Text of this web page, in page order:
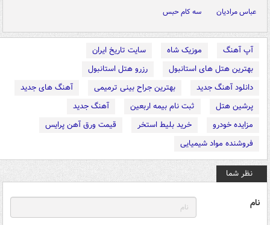
عباس مرادیان
سه کام حبس
آپ آهنگ موزیک شاه
سایت تاریخ ایران
بهترین هتل های استانبول
رزرو هتل استانبول
دانلود آهنگ جدید
بهترین جراح بینی ترمیمی
آهنگ های جدید
پرشین هتل
ثبت نام بیمه اربعین
آهنگ جدید
مزایده خودرو
خرید بلیط استخر
قیمت ورق آهن پرایس
فروشنده مواد شیمیایی
نظر شما
نام